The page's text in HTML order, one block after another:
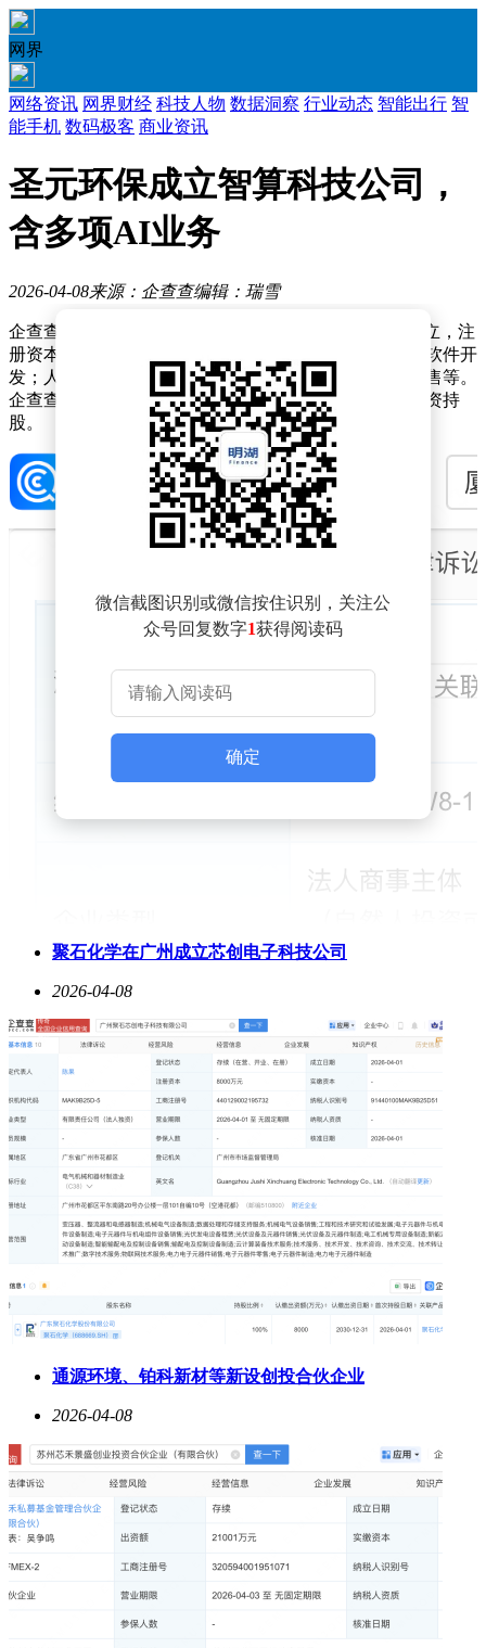
网界
网络资讯 网界财经 科技人物 数据洞察 行业动态 智能出行 智
能手机 数码极客 商业资讯
圣元环保成立智算科技公司，
含多项AI业务
2026-04-08来源：企查查编辑：瑞雪
企查查APP显示，近日，厦门圣元智算科技有限公司成立，注
册资本2000万元，经营范围包含：人工智能理论与算法软件开
发；人工智能行业应用系统集成服务；人工智能硬件销售等。
企查查股权穿透显示，该公司由圣元环保（300867）全资持
股。
微信截图识别或微信按住识别，关注公
众号回复数字1获得阅读码
确定
聚石化学在广州成立芯创电子科技公司
2026-04-08
通源环境、铂科新材等新设创投合伙企业
2026-04-08